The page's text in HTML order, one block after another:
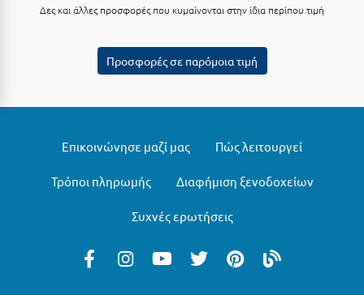
Δες και άλλες προσφορές που κυμαίνονται στην ίδια περίπου τιμή
Προσφορές σε παρόμοια τιμή
Επικοινώνησε μαζί μας Πώς λειτουργεί
Τρόποι πληρωμής Διαφήμιση ξενοδοχείων
Συχνές ερωτήσεις